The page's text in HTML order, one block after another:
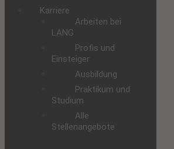
Karriere
Arbeiten bei
LANG
Profis und
Einsteiger
Ausbildung
Praktikum und
Studium
Alle
Stellenangebote